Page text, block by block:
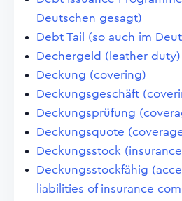
Deutschen gesagt)
Debt Tail (so auch im
Dechergeld (leather duty)
Deckung (covering)
Deckungsgeschäft
Deckungsprüfung
Deckungsquote
Deckungsstock
Deckungsstockfähig
liabilities of insurance